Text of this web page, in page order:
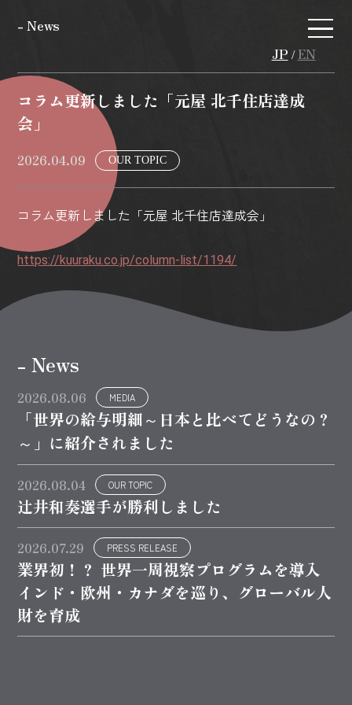
- News
JP / EN
コラム更新しました「元屋 北千住店達成
会」
2026.04.09 OUR TOPIC
コラム更新しました「元屋 北千住店達成会」
https://kuuraku.co.jp/column-list/1194/
- News
2026.08.06 MEDIA
「世界の給与明細～日本と比べてどうなの？
～」に紹介されました
2026.08.04 OUR TOPIC
辻井和奏選手が勝利しました
2026.07.29 PRESS RELEASE
業界初！？ 世界一周視察プログラムを導入
インド・欧州・カナダを巡り、グローバル人
財を育成